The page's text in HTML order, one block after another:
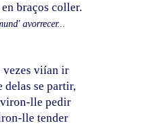
en braços coller.
avorrecer...
vezes viían ir
delas se partir,
lle pedir
lle tender